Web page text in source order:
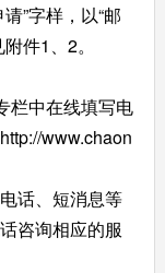
”字样，以“邮
件1、2。
中在线填写电
www.chaon
话、短消息等
咨询相应的服